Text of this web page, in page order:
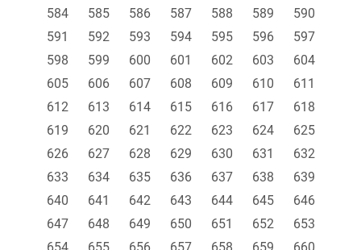
584
585 586 587 588 589
590
591
592 593 594 595 596
597
598
599 600 601 602 603
604
605
606 607 608 609 610
611
612
613 614 615 616 617
618
619
620 621 622 623 624
625
626
627 628 629 630 631
632
633
634 635 636 637 638
639
640
641 642 643 644 645
646
647
648 649 650 651 652
653